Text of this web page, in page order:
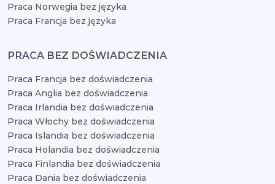
Praca Norwegia bez języka
Praca Francja bez języka
PRACA BEZ DOŚWIADCZENIA
Praca Francja bez doświadczenia
Praca Anglia bez doświadczenia
Praca Irlandia bez doświadczenia
Praca Włochy bez doświadczenia
Praca Islandia bez doświadczenia
Praca Holandia bez doświadczenia
Praca Finlandia bez doświadczenia
Praca Dania bez doświadczenia